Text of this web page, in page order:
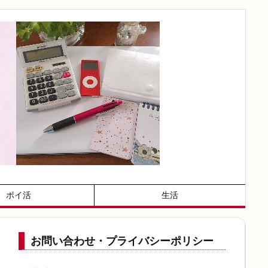
ポイ活 生活
お問い合わせ・プライバシーポリシー